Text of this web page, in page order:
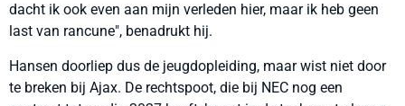
dacht ik ook even aan mijn verleden hier, maar ik heb geen
last van rancune", benadrukt hij.
Hansen doorliep dus de jeugdopleiding, maar wist niet door
te breken bij Ajax. De rechtspoot, die bij NEC nog een